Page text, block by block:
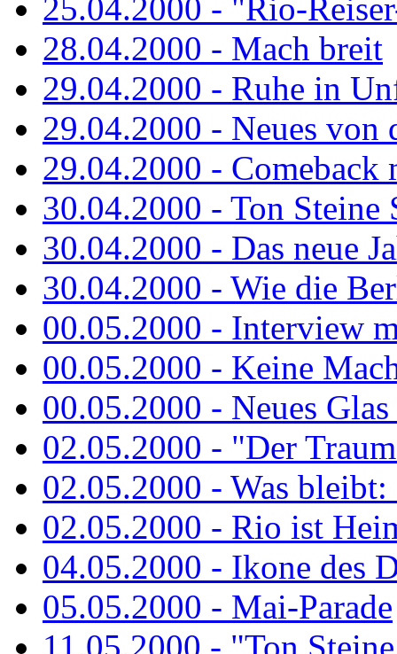
25.04.2000 - "Rio-
28.04.2000 - Mach breit
29.04.2000 - Ruhe in
29.04.2000 - Neues von
29.04.2000 - Comeback
30.04.2000 - Ton Steine
30.04.2000 - Das neue
30.04.2000 - Wie die
00.05.2000 - Interview
00.05.2000 - Keine
00.05.2000 - Neues Glas
02.05.2000 - "Der
02.05.2000 - Was bleibt:
02.05.2000 - Rio ist
04.05.2000 - Ikone des
05.05.2000 - Mai-Parade
11.05.2000 - "Ton